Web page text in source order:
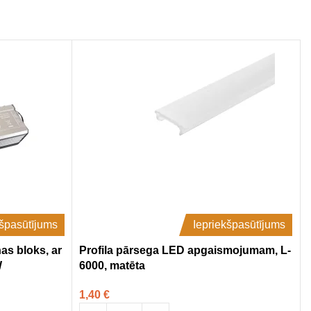
bloks, ar
Iepriekšpasūtījums
Profila pārsega LED apgaismojumam, L-
6000, matēta
1,40 €